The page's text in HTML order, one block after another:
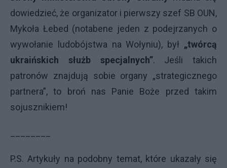
dowiedzieć, że organizator i pierwszy szef SB OUN,
Mykoła Łebed (notabene jeden z podejrzanych o
wywołanie ludobójstwa na Wołyniu), był „twórcą
ukraińskich służb specjalnych”. Jeśli takich
patronów znajdują sobie organy „strategicznego
partnera”, to broń nas Panie Boże przed takim
sojusznikiem!
P.S. Artykuły na podobny temat, które ukazały się